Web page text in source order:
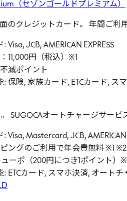
（セゾンゴールドプレミアム）
のクレジットカード。 年間ご利
Visa, JCB, AMERICAN EXPRESS
11,000円（税込）※1
滅ポイント
保険, 家族カード, ETCカード, ス
SUGOCAオートチャージサービ
Visa, Mastercard, JCB, AMERICAN
ングのご利用で年会費無料 ※1 ※2
ーポ（200円につき1ポイント）
: ETCカード, スマホ決済, オートチ